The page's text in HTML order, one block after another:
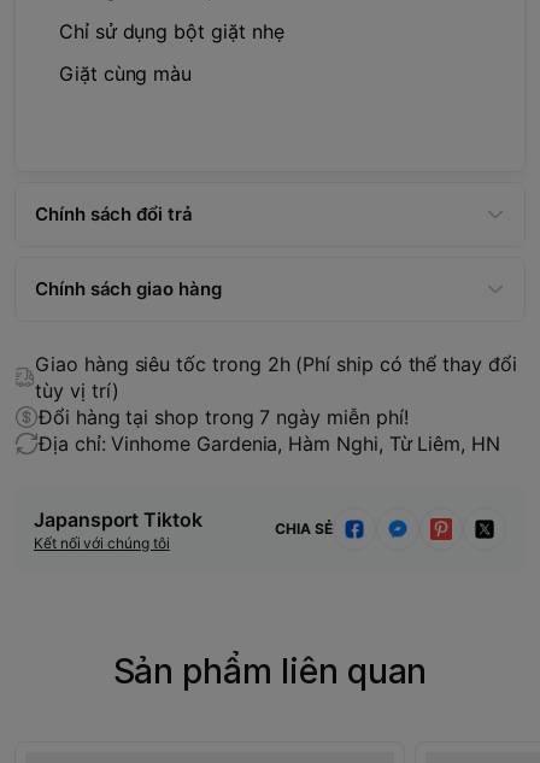
Chỉ sử dụng bột giặt nhẹ
Giặt cùng màu
Chính sách đổi trả
Chính sách giao hàng
Giao hàng siêu tốc trong 2h (Phí ship có thể thay đổi
tùy vị trí)
Đổi hàng tại shop trong 7 ngày miễn phí!
Địa chỉ: Vinhome Gardenia, Hàm Nghi, Từ Liêm, HN
Japansport Tiktok
Kết nối với chúng tôi
CHIA SẺ
Sản phẩm liên quan